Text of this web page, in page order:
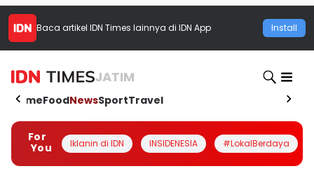
Baca artikel IDN Times lainnya di IDN App Install
JATIM
HomeFoodNewsSportTravel
For
You
Iklanin di IDN INSIDENESIA #LokalBerdaya